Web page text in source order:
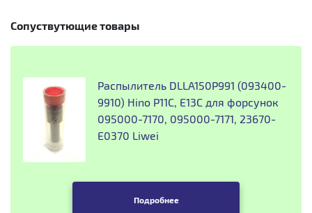
Сопуствутющие товары
Распылитель DLLA150P991 (093400-
9910) Hino P11C, E13C для форсунок
095000-7170, 095000-7171, 23670-
E0370 Liwei
Подробнее